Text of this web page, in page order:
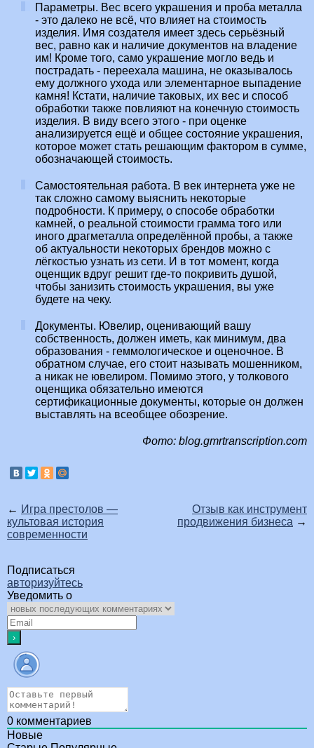
Параметры. Вес всего украшения и проба металла
- это далеко не всё, что влияет на стоимость
изделия. Имя создателя имеет здесь серьёзный
вес, равно как и наличие документов на владение
им! Кроме того, само украшение могло ведь и
пострадать - переехала машина, не оказывалось
ему должного ухода или элементарное выпадение
камня! Кстати, наличие таковых, их вес и способ
обработки также повлияют на конечную стоимость
изделия. В виду всего этого - при оценке
анализируется ещё и общее состояние украшения,
которое может стать решающим фактором в сумме,
обозначающей стоимость.
Самостоятельная работа. В век интернета уже не
так сложно самому выяснить некоторые
подробности. К примеру, о способе обработки
камней, о реальной стоимости грамма того или
иного драгметалла определённой пробы, а также
об актуальности некоторых брендов можно с
лёгкостью узнать из сети. И в тот момент, когда
оценщик вдруг решит где-то покривить душой,
чтобы занизить стоимость украшения, вы уже
будете на чеку.
Документы. Ювелир, оценивающий вашу
собственность, должен иметь, как минимум, два
образования - геммологическое и оценочное. В
обратном случае, его стоит называть мошенником,
а никак не ювелиром. Помимо этого, у толкового
оценщика обязательно имеются
сертификационные документы, которые он должен
выставлять на всеобщее обозрение.
Фото: blog.gmrtranscription.com
← Игра престолов —
культовая история
современности
Отзыв как инструмент
продвижения бизнеса →
Подписаться
авторизуйтесь
Уведомить о
0 комментариев
Новые